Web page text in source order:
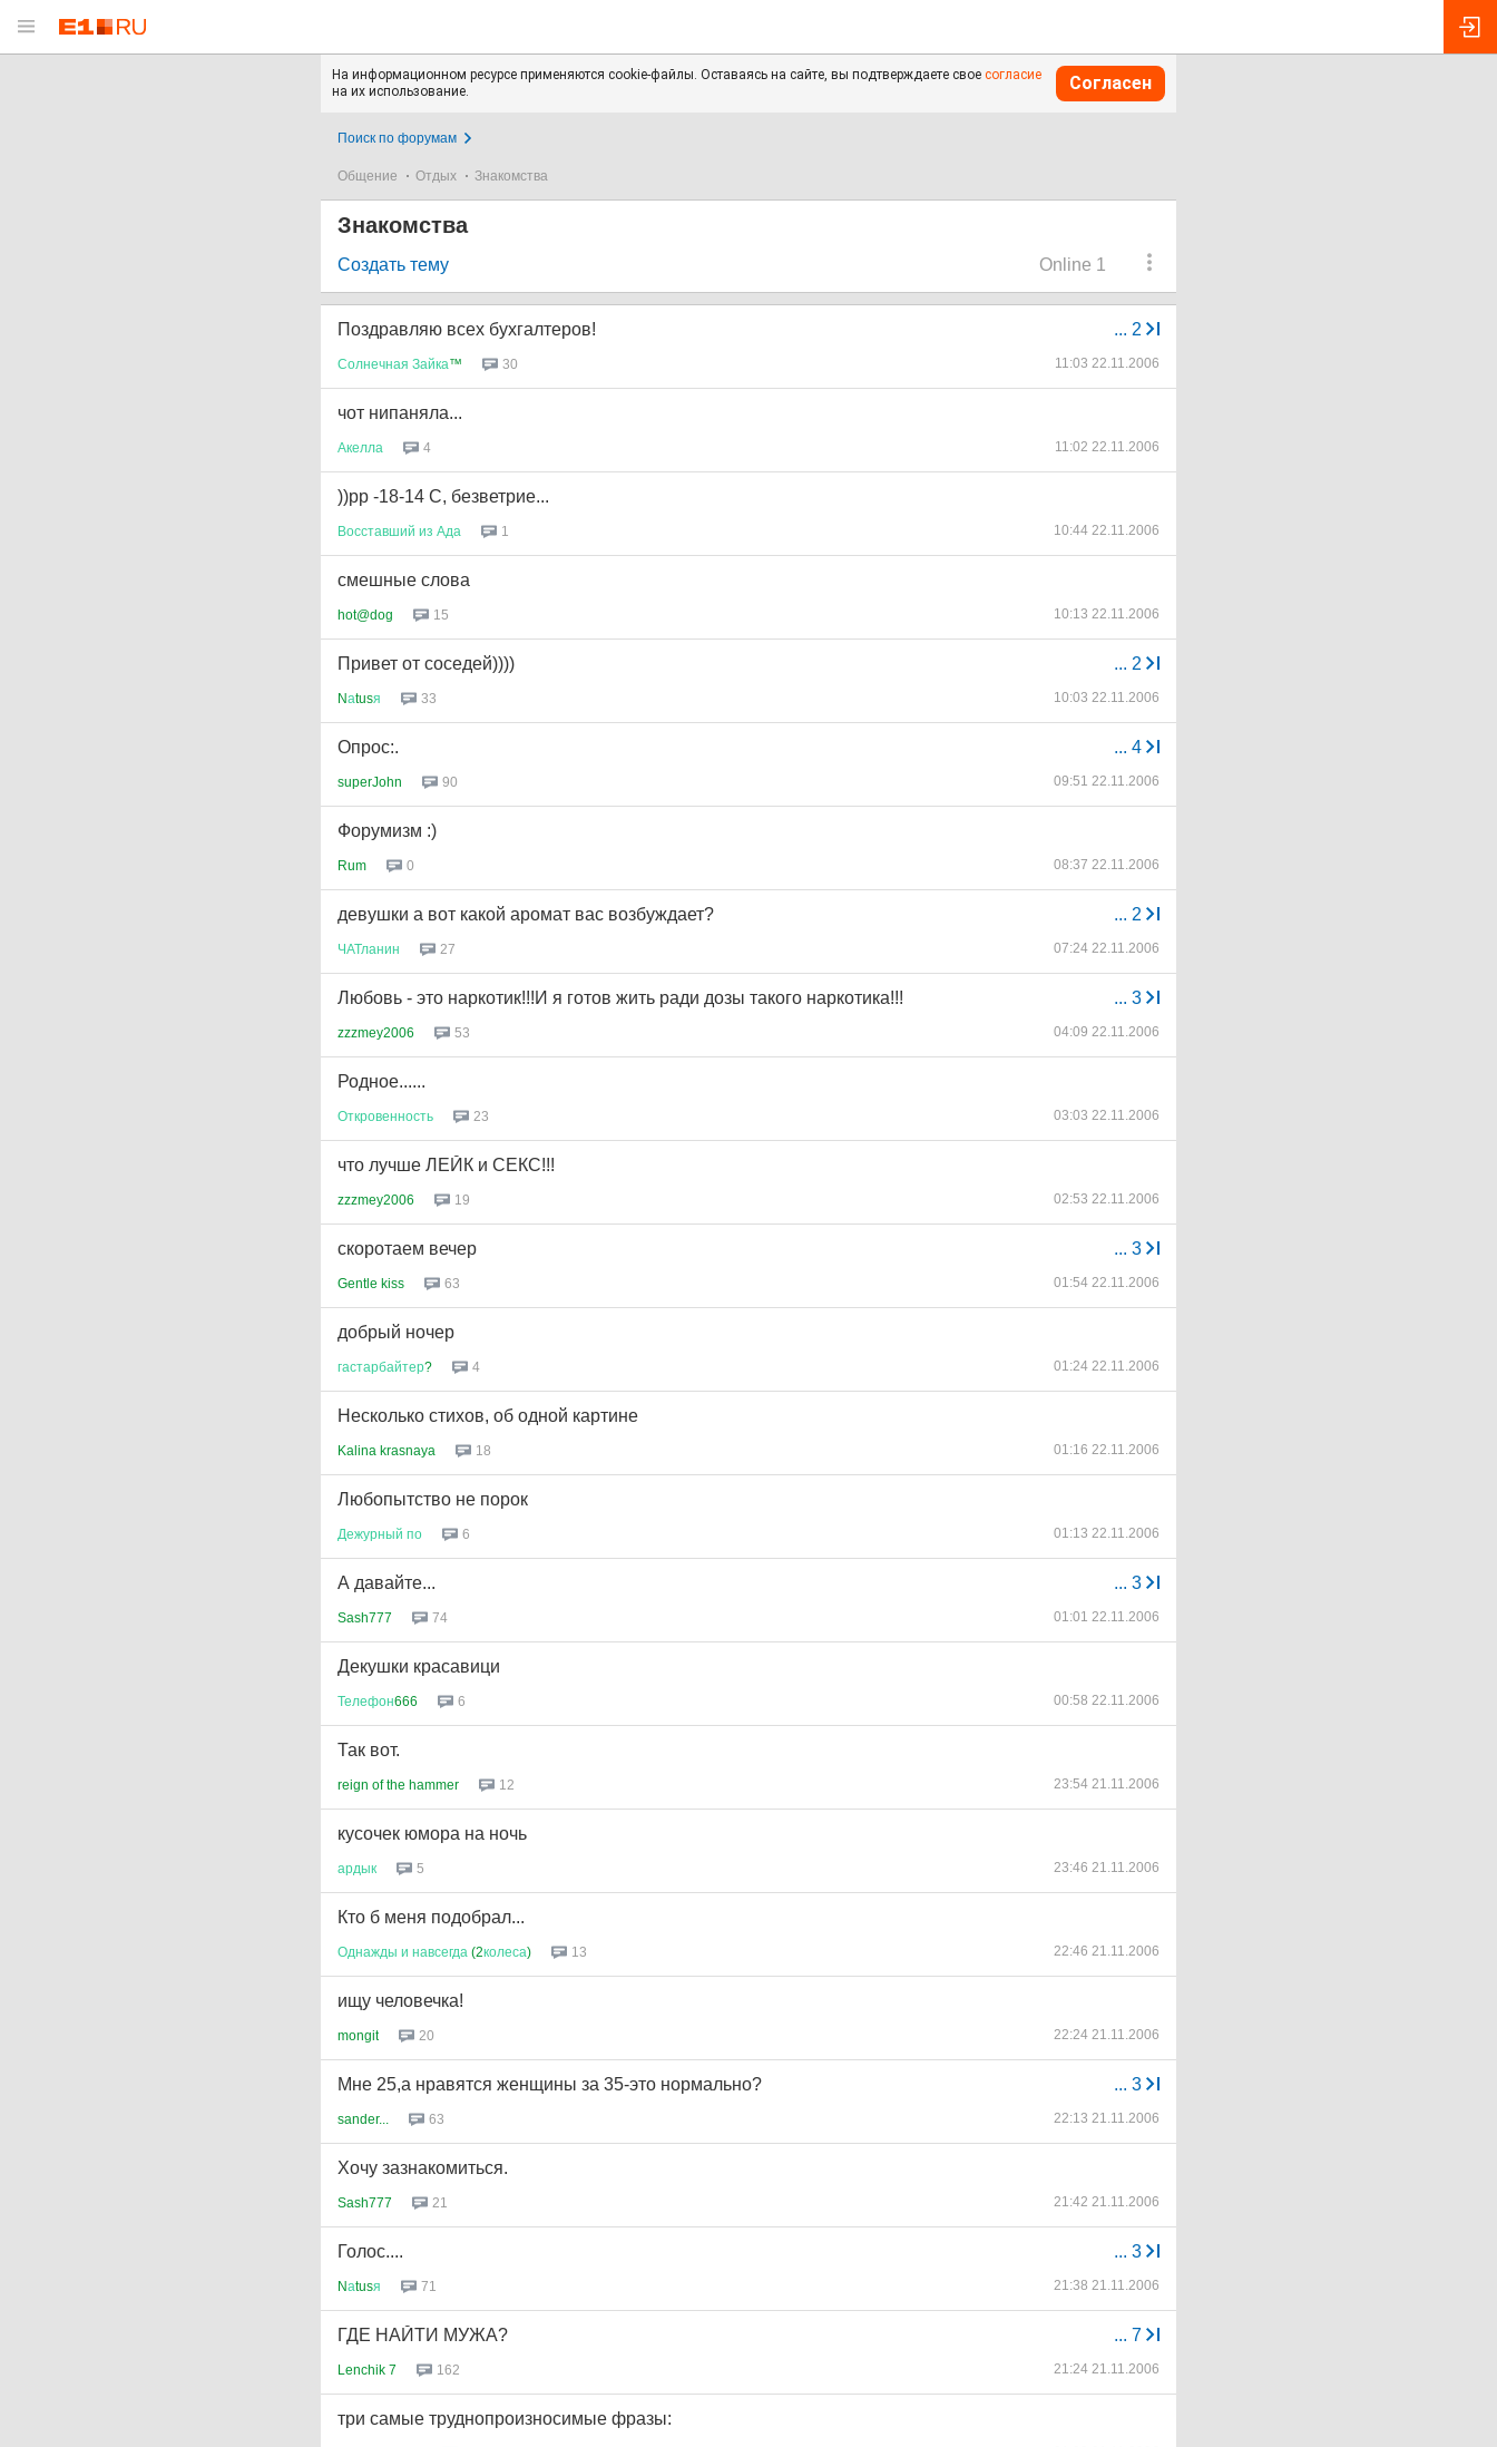
На информационном ресурсе применяются cookie-файлы. Оставаясь на сайте, вы подтверждаете свое согласие
на их использование.
Согласен
Поиск по форумам
Общение Отдых Знакомства
Знакомства
Online 1
Создать тему
... 2
Поздравляю всех бухгалтеров!
Солнечная Зайка™ 30 11:03 22.11.2006
чот нипаняла...
Акелла 4 11:02 22.11.2006
))рр -18-14 С, безветрие...
Восставший из Ада 1 10:44 22.11.2006
смешные слова
hot@dog 15 10:13 22.11.2006
... 2
Привет от соседей))))
Nаtusя 33 10:03 22.11.2006
... 4
Опрос:.
superJohn 90 09:51 22.11.2006
Форумизм :)
Rum 0 08:37 22.11.2006
... 2
девушки а вот какой аромат вас возбуждает?
ЧАТланин 27 07:24 22.11.2006
... 3
Любовь - это наркотик!!!И я готов жить ради дозы такого наркотика!!!
zzzmey2006 53 04:09 22.11.2006
Родное......
Откровенность 23 03:03 22.11.2006
что лучше ЛЕЙК и СЕКС!!!
zzzmey2006 19 02:53 22.11.2006
... 3
скоротаем вечер
Gentle kiss 63 01:54 22.11.2006
добрый ночер
гастарбайтер? 4 01:24 22.11.2006
Несколько стихов, об одной картине
Kalina krasnaya 18 01:16 22.11.2006
Любопытство не порок
Дежурный по 6 01:13 22.11.2006
... 3
А давайте...
Sash777 74 01:01 22.11.2006
Декушки красавици
Телефон666 6 00:58 22.11.2006
Так вот.
reign of the hammer 12 23:54 21.11.2006
кусочек юмора на ночь
ардык 5 23:46 21.11.2006
Кто б меня подобрал...
Однажды и навсегда (2колеса) 13 22:46 21.11.2006
ищу человечка!
mongit 20 22:24 21.11.2006
... 3
Мне 25,а нравятся женщины за 35-это нормально?
sander... 63 22:13 21.11.2006
Хочу зазнакомиться.
Sash777 21 21:42 21.11.2006
... 3
Голос....
Nаtusя 71 21:38 21.11.2006
... 7
ГДЕ НАЙТИ МУЖА?
Lenchik 7 162 21:24 21.11.2006
три самые труднопроизносимые фразы: